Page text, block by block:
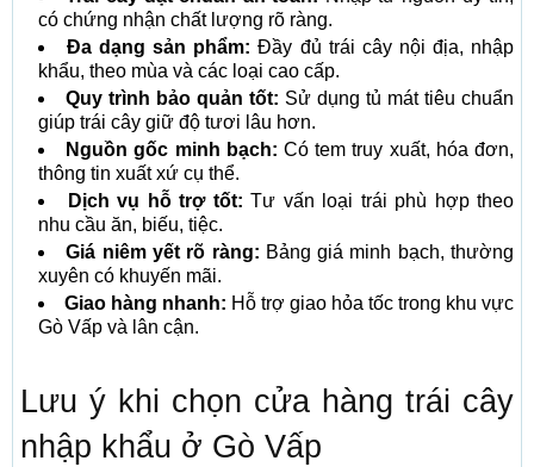
có chứng nhận chất lượng rõ ràng.
Đa dạng sản phẩm: Đầy đủ trái cây nội địa, nhập
khẩu, theo mùa và các loại cao cấp.
Quy trình bảo quản tốt: Sử dụng tủ mát tiêu chuẩn
giúp trái cây giữ độ tươi lâu hơn.
Nguồn gốc minh bạch: Có tem truy xuất, hóa đơn,
thông tin xuất xứ cụ thể.
Dịch vụ hỗ trợ tốt: Tư vấn loại trái phù hợp theo
nhu cầu ăn, biếu, tiệc.
Giá niêm yết rõ ràng: Bảng giá minh bạch, thường
xuyên có khuyến mãi.
Giao hàng nhanh: Hỗ trợ giao hỏa tốc trong khu vực
Gò Vấp và lân cận.
Lưu ý khi chọn cửa hàng trái cây
nhập khẩu ở Gò Vấp